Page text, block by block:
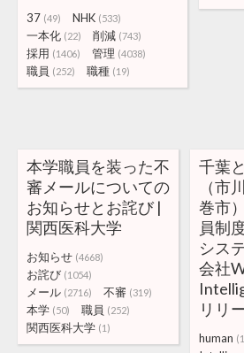
37 (49) NHK (533)
一本化 (22) 削減 (743)
採用 (1406) 管理 (4038)
職員 (252) 職種 (19)
本学職員を装った不
審メールについての
お知らせとお詫び |
関西医科大学
お知らせ (4668)
お詫び (1054)
メール (2716) 不審 (319)
本学 (50) 職員 (252)
関西医科大学 (1)
千葉
（市
巻市
員制
シス
会社
リリ
human